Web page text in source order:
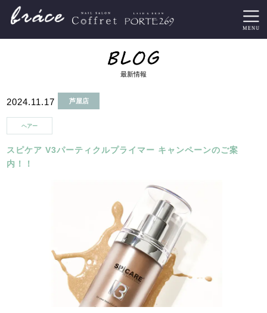
最新情報
2024.11.17 芦屋店
ヘアー
スピケア V3パーティクルプライマー キャンペーンのご案
内！！